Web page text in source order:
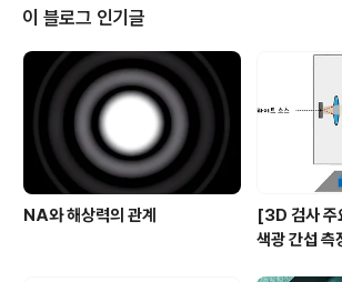
히 속도만 빠르다고 모든 문제가 해결되는 것은 아니다. 카
메라의 촬영 속도가 빨라질수록 한번의 영상 촬영에 소모
할 수 있는 시간, 즉 노출시간이 짧아지게 된다. 더 짧은 노
출시간에 동일한 밝기의 영상을 얻기 위해서는 더 강한 조
명 혹은 더 높은 감도의 카메라가 필요하게 된다. 그렇다면
카메라 선정 시 어떤 ..
이 블로그 인기글
NA와 해상력의 관계
[3D 검사
색광 간섭 측